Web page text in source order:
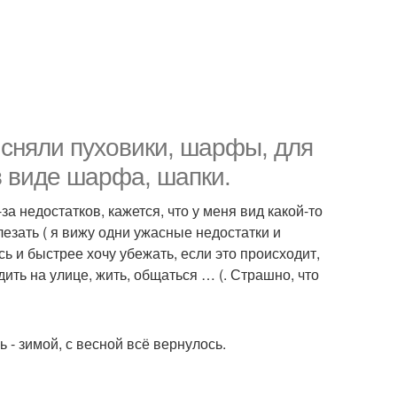
пуховики, шарфы, для
виде шарфа, шапки.
недостатков, кажется, что у меня вид какой-то
( я вижу одни ужасные недостатки и
быстрее хочу убежать, если это происходит,
на улице, жить, общаться … (. Страшно, что
зимой, с весной всё вернулось.